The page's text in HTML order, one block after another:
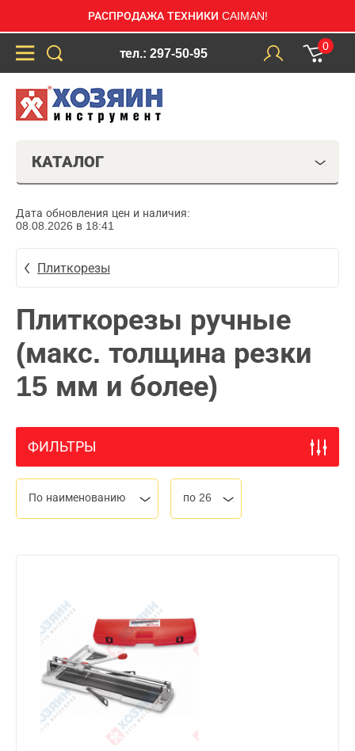
РАСПРОДАЖА ТЕХНИКИ CAIMAN!
тел.: 297-50-95
0
КАТАЛОГ
Дата обновления цен и наличия:
08.08.2026 в 18:41
Плиткорезы
Плиткорезы ручные
(макс. толщина резки
15 мм и более)
ФИЛЬТРЫ
По наименованию по 26